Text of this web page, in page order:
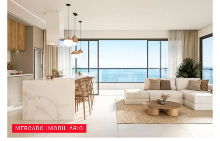
MERCADO IMOBILIÁRIO